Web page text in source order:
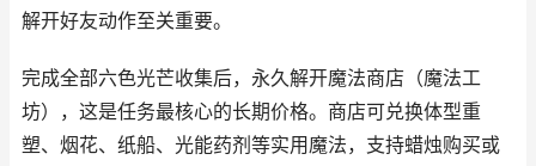
解开好友动作至关重要。
完成全部六色光芒收集后，永久解开魔法商店（魔法工
坊），这是任务最核心的长期价格。商店可兑换体型重
塑、烟花、纸船、光能药剂等实用魔法，支持蜡烛购买或